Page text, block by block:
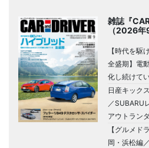
雑誌『
（2026年
【時代を駆
全盛期】電
化し続けて
日産キック
／SUBARU
アウトラン
【グルメド
岡・浜松編